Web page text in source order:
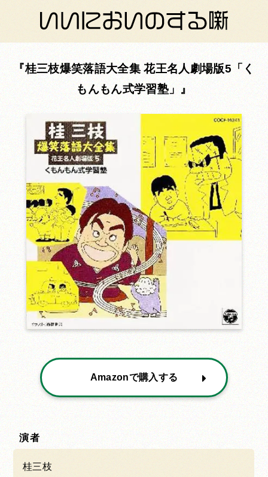
桂三枝爆笑落語大全集 花王名人劇場版5「く
もんもん式学習塾」
Amazonで購入する
演者
桂三枝